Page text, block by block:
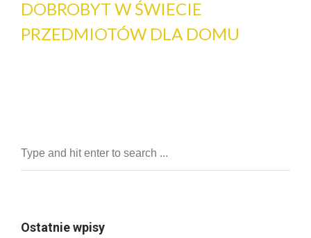
DOBROBYT W ŚWIECIE
PRZEDMIOTÓW DLA DOMU
Ostatnie wpisy